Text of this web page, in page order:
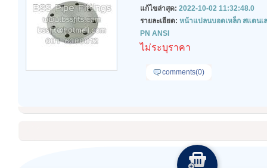
แก้ไขล่าสุด: 2022-10-02 11:32:48.0
รายละเอียด: หน้าแปลนบอดเหล็ก สแตนเ
PN ANSI
ไม่ระบุราคา
comments(0)